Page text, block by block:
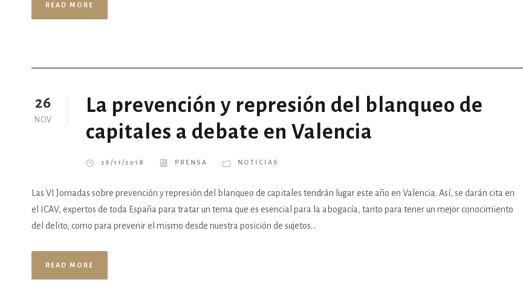
READ MORE
26
NOV
La prevención y represión del blanqueo de
capitales a debate en Valencia
26/11/2018 PRENSA NOTICIAS
Las VI Jornadas sobre prevención y represión del blanqueo de capitales tendrán lugar este año en Valencia. Así, se darán cita en
el ICAV, expertos de toda España para tratar un tema que es esencial para la abogacía, tanto para tener un mejor conocimiento
del delito, como para prevenir el mismo desde nuestra posición de sujetos...
READ MORE